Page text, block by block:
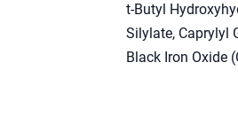
t-Butyl
Silylate, Caprylyl
Black Iron Oxide